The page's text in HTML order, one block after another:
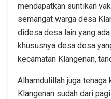
mendapatkan suntikan
semangat warga desa
didesa desa lain yang
khususnya desa desa
kecamatan Klangenan,
Alhamdulillah juga
Klangenan sudah dari